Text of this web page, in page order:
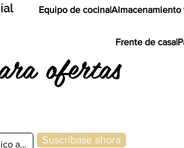
ofertas
Suscríbase ahora
Equipo de cocina|Almacenamiento
Frente de casa|